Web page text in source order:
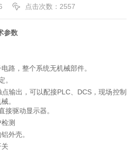
点击次数：2557
参数
路，整个系统无机械部件。
。
输出，可以配接PLC、DCS，现场控制
。
接驱动显示器。
测
外壳。